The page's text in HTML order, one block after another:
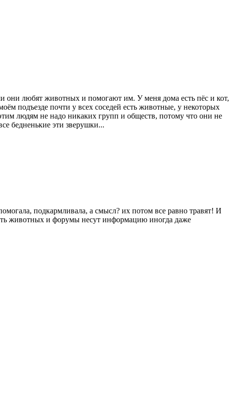
они любят животных и помогают им. У меня дома есть пёс и кот,
подъезде почти у всех соседей есть животные, у некоторых
людям не надо никаких групп и обществ, потому что они не
бедненькие эти зверушки...
подкармливала, а смысл? их потом все равно травят! И
животных и форумы несут информацию иногда даже